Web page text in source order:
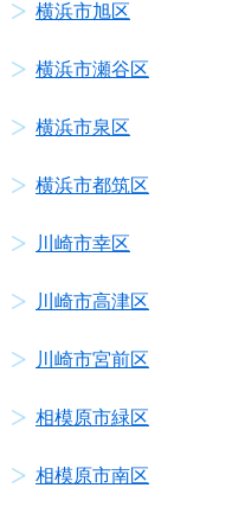
横浜市旭区
横浜市瀬谷区
横浜市泉区
横浜市都筑区
川崎市幸区
川崎市高津区
川崎市宮前区
相模原市緑区
相模原市南区